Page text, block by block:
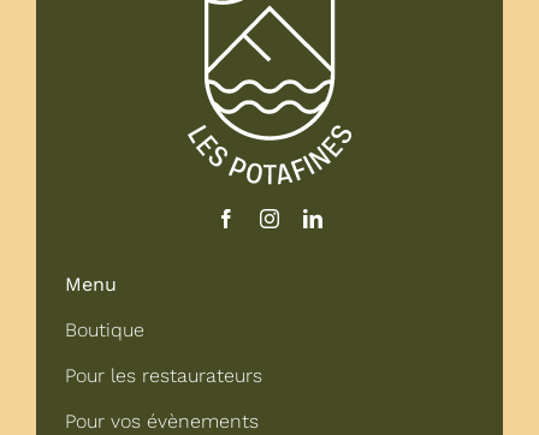
Menu
Boutique
Pour les restaurateurs
Pour vos évènements